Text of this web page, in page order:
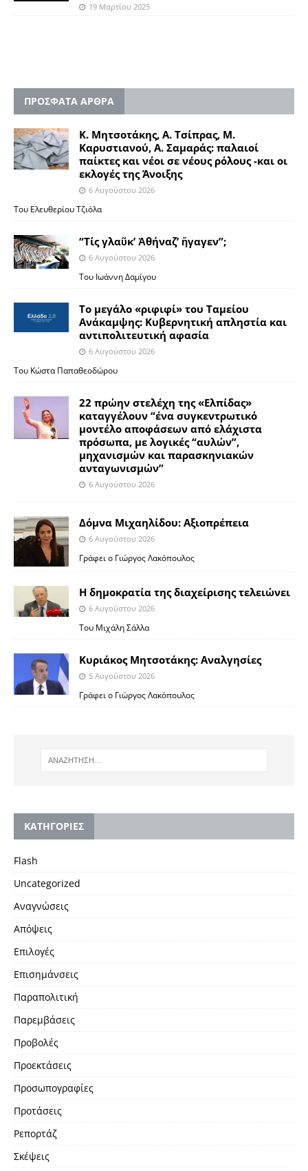
19 Μαρτίου 2025
ΠΡΟΣΦΑΤΑ ΑΡΘΡΑ
Κ. Μητσοτάκης, Α. Τσίπρας, Μ.
Καρυστιανού, Α. Σαμαράς: παλαιοί
παίκτες και νέοι σε νέους ρόλους -και οι
εκλογές της Άνοιξης
6 Αυγούστου 2026
Του Ελευθερίου Τζιόλα
“Τίς γλαῦκ’ Ἀθήναζ’ ἤγαγεν”;
6 Αυγούστου 2026
Του Ιωάννη Δαμίγου
Το μεγάλο «ριφιφί» του Ταμείου
Ανάκαμψης: Κυβερνητική απληστία και
αντιπολιτευτική αφασία
6 Αυγούστου 2026
Του Κώστα Παπαθεοδώρου
22 πρώην στελέχη της «Ελπίδας»
καταγγέλουν “ένα συγκεντρωτικό
μοντέλο αποφάσεων από ελάχιστα
πρόσωπα, με λογικές “αυλών”,
μηχανισμών και παρασκηνιακών
ανταγωνισμών”
6 Αυγούστου 2026
Δόμνα Μιχαηλίδου: Αξιοπρέπεια
6 Αυγούστου 2026
Γράφει ο Γιώργος Λακόπουλος
Η δημοκρατία της διαχείρισης τελειώνει
6 Αυγούστου 2026
Του Μιχάλη Σάλλα
Κυριάκος Μητσοτάκης: Αναλγησίες
5 Αυγούστου 2026
Γράφει ο Γιώργος Λακόπουλος
KΑΤΗΓΟΡΙΕΣ
Flash
Uncategorized
Αναγνώσεις
Απόψεις
Επιλογές
Επισημάνσεις
Παραπολιτική
Παρεμβάσεις
Προβολές
Προεκτάσεις
Προσωπογραφίες
Προτάσεις
Ρεπορτάζ
Σκέψεις